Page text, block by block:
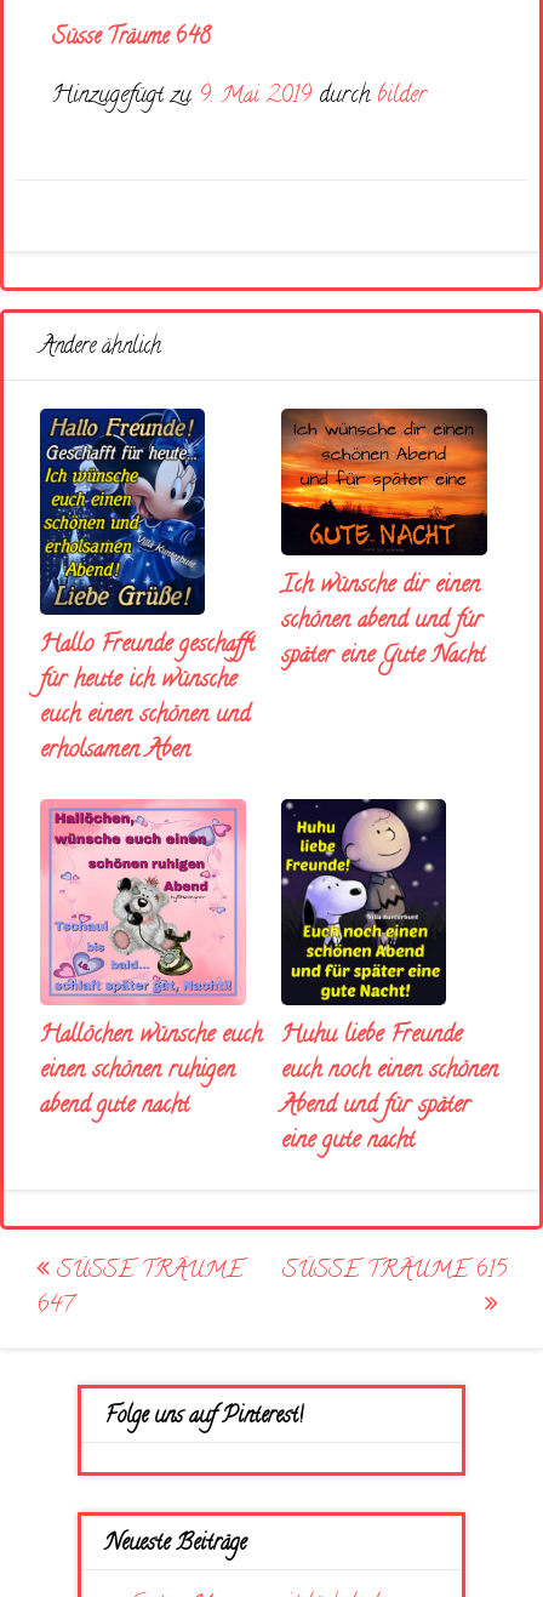
Süsse Träume 648
Hinzugefügt zu 9. Mai 2019 durch bilder
Andere ähnlich
Hallo Freunde geschafft
für heute ich wünsche
euch einen schönen und
erholsamen Aben
Ich wünsche dir einen
schönen abend und fúr
später eine Gute Nacht
Hallöchen wünsche euch
einen schönen ruhigen
abend gute nacht
Huhu liebe Freunde
euch noch einen schönen
Abend und für später
eine gute nacht
Post
navigation
SÜSSE TRÄUME
647
SÜSSE TRÄUME 615
Folge uns auf Pinterest!
Neueste Beiträge